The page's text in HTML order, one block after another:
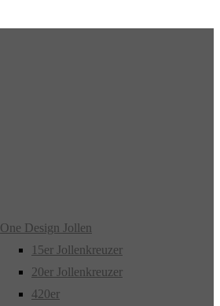
One Design Jollen
15er Jollenkreuzer
20er Jollenkreuzer
420er